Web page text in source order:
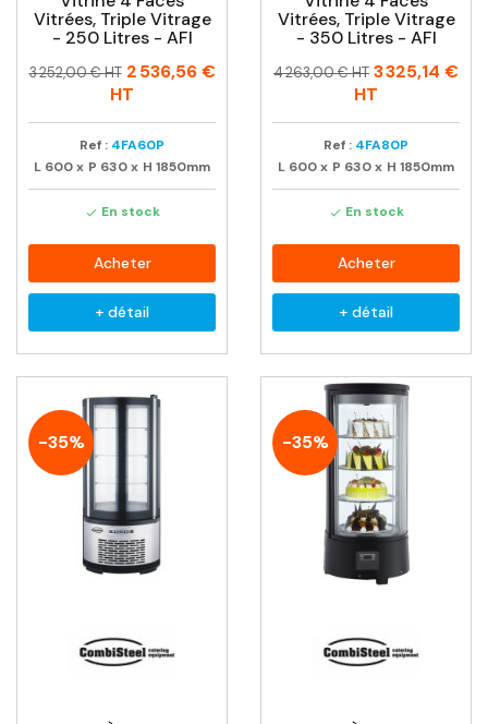
Vitrées, Triple Vitrage
- 250 Litres - AFI
Prix
Prix
3 252,00 € HT 2 536,56 €
HT
Ref : 4FA60P
L 600x P 630x H 1850mm
 En stock
Acheter
+ détail
Vitrées, Triple Vitrage
- 350 Litres - AFI
Prix
Prix
4 263,00 € HT 3 325,14 €
HT
Ref : 4FA80P
L 600x P 630x H 1850mm
 En stock
Acheter
+ détail
-35% -35%